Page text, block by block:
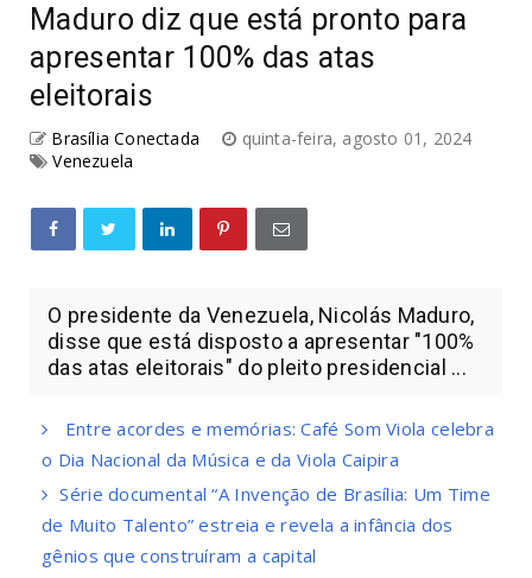
Maduro diz que está pronto para
apresentar 100% das atas
eleitorais
Brasília Conectada
quinta-feira, agosto 01, 2024
Venezuela
O presidente da Venezuela, Nicolás Maduro,
disse que está disposto a apresentar "100%
das atas eleitorais" do pleito presidencial ...
Entre acordes e memórias: Café Som Viola celebra
o Dia Nacional da Música e da Viola Caipira
Série documental “A Invenção de Brasília: Um Time
de Muito Talento” estreia e revela a infância dos
gênios que construíram a capital